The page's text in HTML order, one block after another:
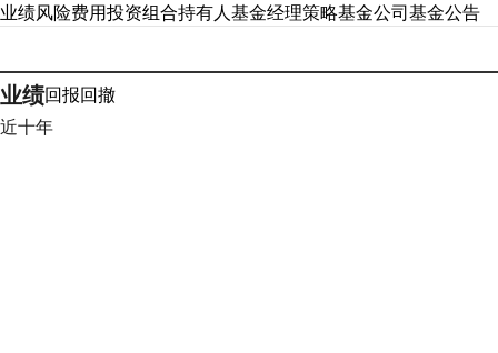
业绩风险费用投资组合持有人基金经理策略基金公司基金公告
业绩回报回撤
近十年